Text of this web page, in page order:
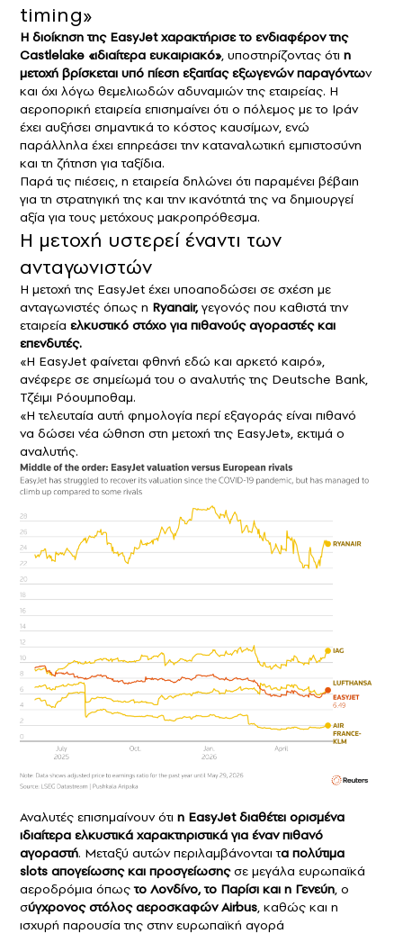
timing»
Η διοίκηση της EasyJet χαρακτήρισε το ενδιαφέρον της
Castlelake «ιδιαίτερα ευκαιριακό», υποστηρίζοντας ότι η
μετοχή βρίσκεται υπό πίεση εξαιτίας εξωγενών παραγόντων
και όχι λόγω θεμελιωδών αδυναμιών της εταιρείας. Η
αεροπορική εταιρεία επισημαίνει ότι ο πόλεμος με το Ιράν
έχει αυξήσει σημαντικά το κόστος καυσίμων, ενώ
παράλληλα έχει επηρεάσει την καταναλωτική εμπιστοσύνη
και τη ζήτηση για ταξίδια.
Παρά τις πιέσεις, η εταιρεία δηλώνει ότι παραμένει βέβαιη
για τη στρατηγική της και την ικανότητά της να δημιουργεί
αξία για τους μετόχους μακροπρόθεσμα.
Η μετοχή υστερεί έναντι των
ανταγωνιστών
Η μετοχή της EasyJet έχει υποαποδώσει σε σχέση με
ανταγωνιστές όπως η Ryanair,γεγονός που καθιστά την
εταιρεία ελκυστικό στόχο για πιθανούς αγοραστές και
επενδυτές.
«Η EasyJet φαίνεται φθηνή εδώ και αρκετό καιρό»,
ανέφερε σε σημείωμά του ο αναλυτής της Deutsche Bank,
Τζέιμι Ρόουμποθαμ.
«Η τελευταία αυτή φημολογία περί εξαγοράς είναι πιθανό
να δώσει νέα ώθηση στη μετοχή της EasyJet», εκτιμά ο
αναλυτής.
Αναλυτές επισημαίνουν ότι η EasyJet διαθέτει ορισμένα
ιδιαίτερα ελκυστικά χαρακτηριστικά για έναν πιθανό
αγοραστή. Μεταξύ αυτών περιλαμβάνονται τα πολύτιμα
slots απογείωσης και προσγείωσηςσε μεγάλα ευρωπαϊκά
αεροδρόμια όπωςτο Λονδίνο, το Παρίσι και η Γενεύη, ο
σύγχρονος στόλος αεροσκαφών Airbus, καθώς και η
ισχυρή παρουσία της στην ευρωπαϊκή αγορά